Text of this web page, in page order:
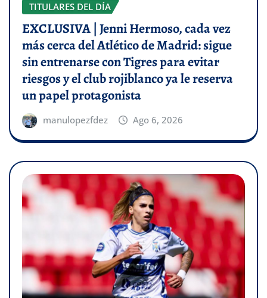
TITULARES DEL DÍA
EXCLUSIVA | Jenni Hermoso, cada vez
más cerca del Atlético de Madrid: sigue
sin entrenarse con Tigres para evitar
riesgos y el club rojiblanco ya le reserva
un papel protagonista
manulopezfdez Ago 6, 2026